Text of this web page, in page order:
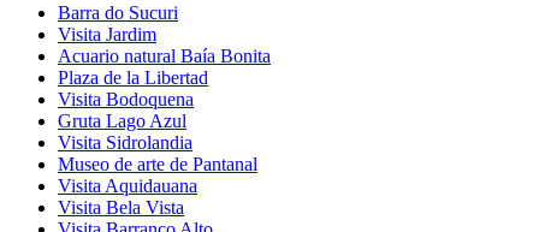
Barra do Sucuri
Visita Jardim
Acuario natural Baía Bonita
Plaza de la Libertad
Visita Bodoquena
Gruta Lago Azul
Visita Sidrolandia
Museo de arte de Pantanal
Visita Aquidauana
Visita Bela Vista